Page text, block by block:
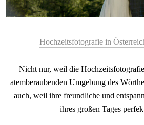
Hochzeitsfotografie in
Nicht nur, weil die
atemberaubenden Umgebung des
auch, weil ihre freundliche und
ihres großen Tages